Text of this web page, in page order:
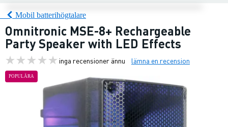
Mobil batterihögtalare
Omnitronic MSE-8+ Rechargeable
Party Speaker with LED Effects
inga recensioner ännu lämna en recension
POPULÄRA